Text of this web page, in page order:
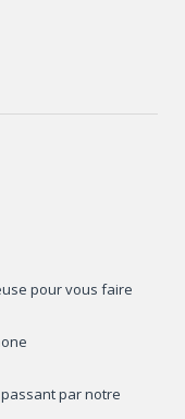
pour vous faire
par notre